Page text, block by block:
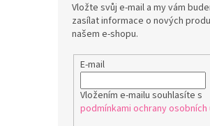
Vložte svůj e-mail a my vám
zasílat informace o nových
našem e-shopu.
E-mail
Vložením e-mailu souhlasíte s
podmínkami ochrany osobních